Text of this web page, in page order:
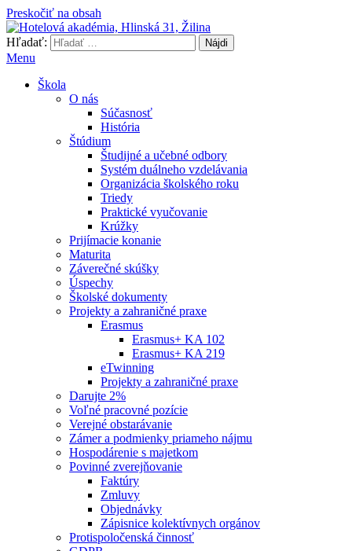
Preskočiť na obsah
Hotelová akadémia, Hlinská 31, Žilina
Hľadať:
Menu
Škola
O nás
Súčasnosť
História
Štúdium
Študijné a učebné odbory
Systém duálneho vzdelávania
Organizácia školského roku
Triedy
Praktické vyučovanie
Krúžky
Prijímacie konanie
Maturita
Záverečné skúšky
Úspechy
Školské dokumenty
Projekty a zahraničné praxe
Erasmus
Erasmus+ KA 102
Erasmus+ KA 219
eTwinning
Projekty a zahraničné praxe
Darujte 2%
Voľné pracovné pozície
Verejné obstarávanie
Zámer a podmienky priameho nájmu
Hospodárenie s majetkom
Povinné zverejňovanie
Faktúry
Zmluvy
Objednávky
Zápisnice kolektívnych orgánov
Protispoločenská činnosť